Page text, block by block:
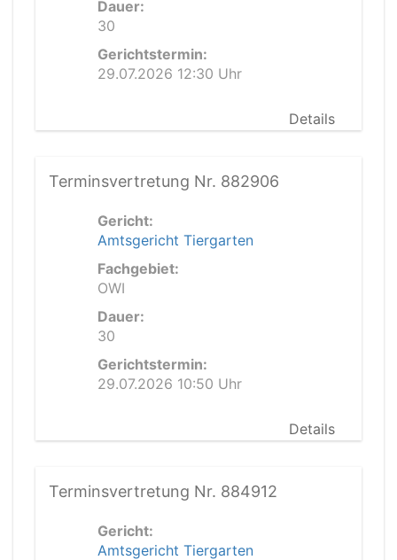
Dauer:
30
Gerichtstermin:
29.07.2026 12:30 Uhr
Details
Terminsvertretung Nr. 882906
Gericht:
Amtsgericht Tiergarten
Fachgebiet:
OWI
Dauer:
30
Gerichtstermin:
29.07.2026 10:50 Uhr
Details
Terminsvertretung Nr. 884912
Gericht:
Amtsgericht Tiergarten